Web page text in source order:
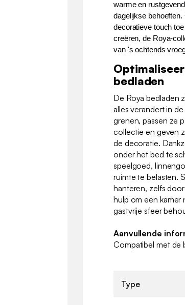
warme en
dagelijkse
decoratieve touch
creëren, de Roya-
van 's ochtends
bedladen
De Roya bedladen
alles verandert in
grenen, passen ze
collectie en geven
de decoratie.
onder het bed te
speelgoed,
ruimte te belasten.
hanteren, zelfs
hulp om een kamer
gastvrije sfeer
Aanvullende
Compatibel met de
Type